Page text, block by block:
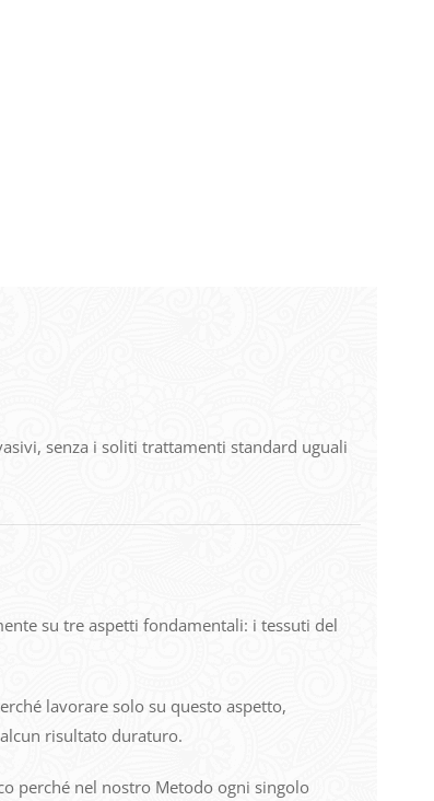
senza i soliti trattamenti standard uguali
su tre aspetti fondamentali: i tessuti del
lavorare solo su questo aspetto,
risultato duraturo.
perché nel nostro Metodo ogni singolo